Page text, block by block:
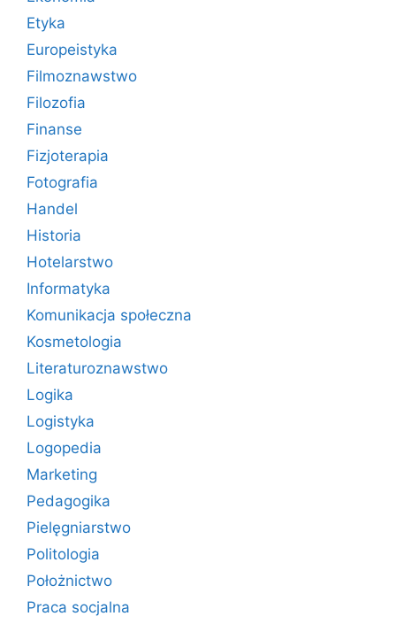
Etyka
Europeistyka
Filmoznawstwo
Filozofia
Finanse
Fizjoterapia
Fotografia
Handel
Historia
Hotelarstwo
Informatyka
Komunikacja społeczna
Kosmetologia
Literaturoznawstwo
Logika
Logistyka
Logopedia
Marketing
Pedagogika
Pielęgniarstwo
Politologia
Położnictwo
Praca socjalna